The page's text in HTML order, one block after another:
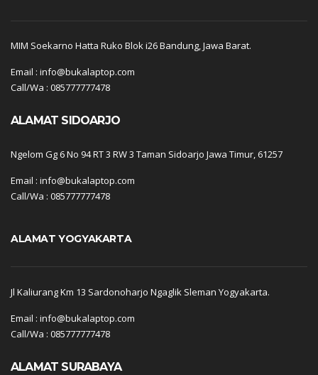
MIM Soekarno Hatta Ruko Blok i26 Bandung, Jawa Barat.
Email : info@bukalaptop.com
Call/Wa : 085777777478
ALAMAT SIDOARJO
Ngelom Gg 6 No 94 RT 3 RW 3 Taman Sidoarjo Jawa Timur, 61257
Email : info@bukalaptop.com
Call/Wa : 085777777478
ALAMAT YOGYAKARTA
Jl Kaliurang Km 13 Sardonoharjo Ngaglik Sleman Yogyakarta.
Email : info@bukalaptop.com
Call/Wa : 085777777478
ALAMAT SURABAYA